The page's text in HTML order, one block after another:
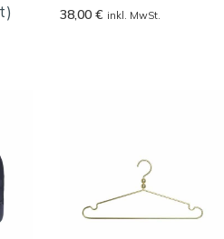
38,00€ inkl. MwSt.